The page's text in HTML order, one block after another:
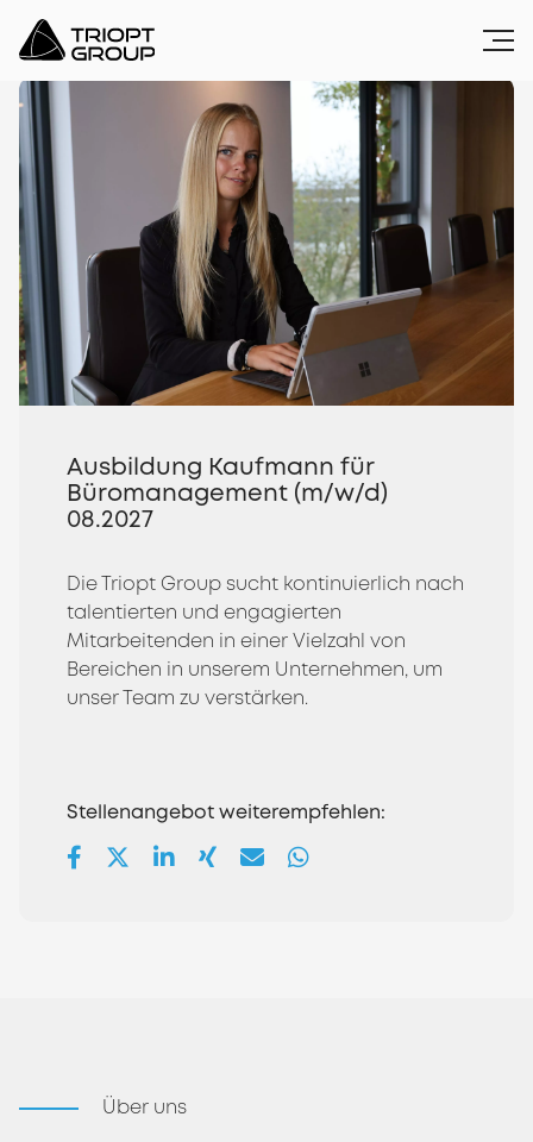
Ausbildung Kaufmann für
Büromanagement (m/w/d)
08.2027
Die Triopt Group sucht kontinuierlich nach
talentierten und engagierten
Mitarbeitenden in einer Vielzahl von
Bereichen in unserem Unternehmen, um
unser Team zu verstärken.
Stellenangebot weiterempfehlen:
Über uns